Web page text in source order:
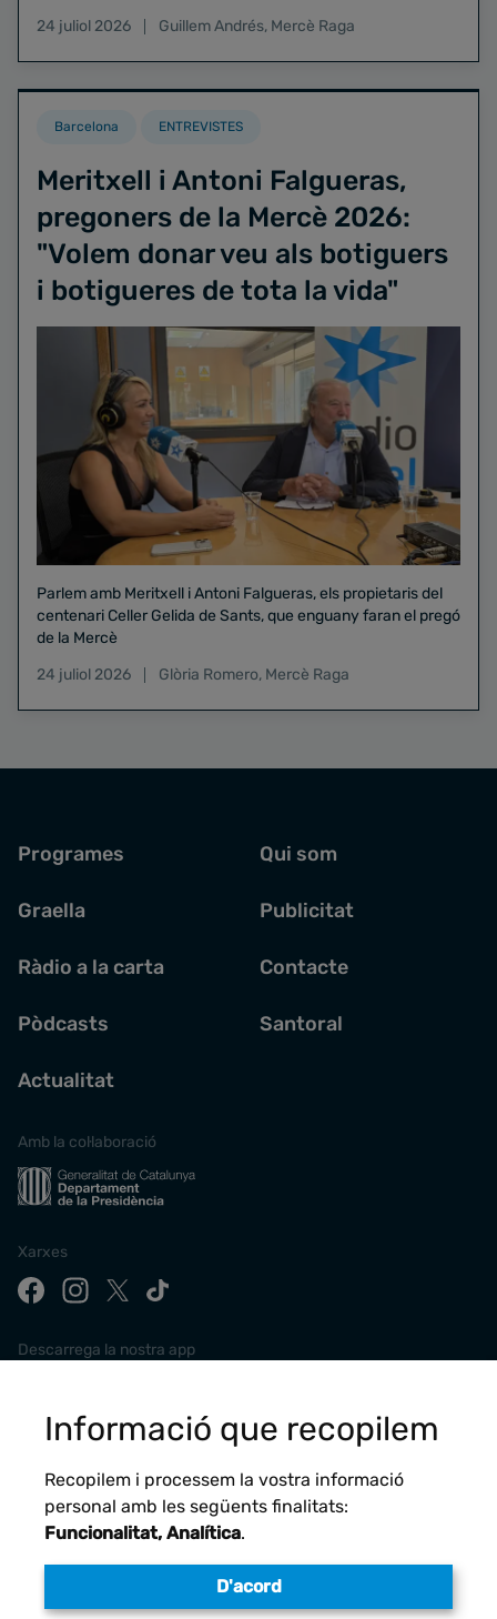
24 juliol 2026
Guillem Andrés, Mercè Raga
Barcelona ENTREVISTES
Meritxell i Antoni Falgueras,
pregoners de la Mercè 2026:
"Volem donar veu als botiguers
i botigueres de tota la vida"
Parlem amb Meritxell i Antoni Falgueras, els propietaris del
centenari Celler Gelida de Sants, que enguany faran el pregó
de la Mercè
24 juliol 2026
Glòria Romero, Mercè Raga
Programes
Graella
Ràdio a la carta
Pòdcasts
Actualitat
Qui som
Publicitat
Contacte
Santoral
Amb la col·laboració
Xarxes
Descarrega la nostra app
Avís legal
Informació que recopilem
Recopilem i processem la vostra informació
personal amb les següents finalitats:
Funcionalitat, Analítica.
D'acord